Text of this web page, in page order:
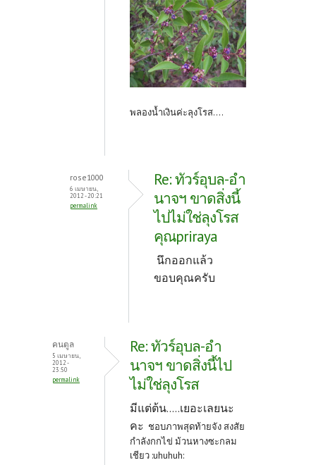
พลองน้ำเงินค่ะลุงโรส....
rose1000
6 เมษายน,
2012 - 20:21
permalink
Re: ทัวร์อุบล-อำ
นาจฯ ขาดสิ่งนี้
ไปไม่ใช่ลุงโรส
คุณpriraya
นึกออกแล้ว
ขอบคุณครับ
คนตูล
5 เมษายน,
2012 -
23:50
permalink
Re: ทัวร์อุบล-อำ
นาจฯ ขาดสิ่งนี้ไป
ไม่ใช่ลุงโรส
มีแต่ต้น.....เยอะเลยนะ
คะ ชอบภาพสุดท้ายจัง สงสัย
กำลังกกไข่ ม้วนหางซะกลม
เชียว :uhuhuh: